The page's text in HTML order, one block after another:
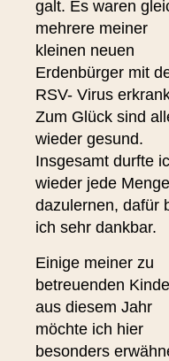
galt. Es waren
mehrere meiner
kleinen neuen
Erdenbürger mit
RSV- Virus
Zum Glück sind
wieder gesund.
Insgesamt durfte
wieder jede Menge
dazulernen, dafür
ich sehr dankbar.
Einige meiner zu
betreuenden
aus diesem Jahr
möchte ich hier
besonders